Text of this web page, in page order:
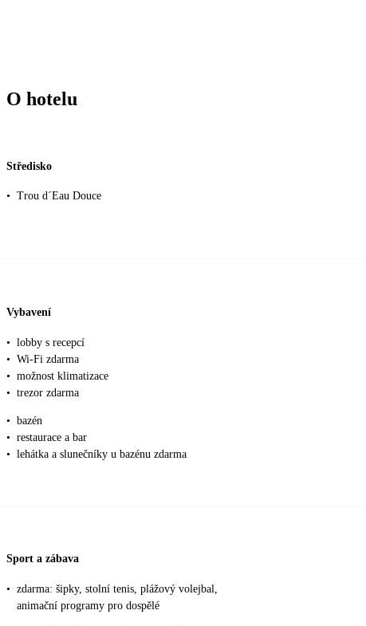
O hotelu
Středisko
• Trou d´Eau Douce
Vybavení
• lobby s recepcí
• Wi-Fi zdarma
• možnost klimatizace
• trezor zdarma
• bazén
• restaurace a bar
• lehátka a slunečníky u bazénu zdarma
Sport a zábava
• zdarma: šipky, stolní tenis, plážový volejbal,
animační programy pro dospělé